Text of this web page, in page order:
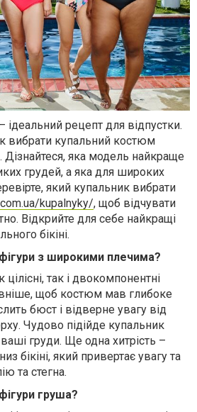
ідеальний рецепт для відпустки.
вибрати купальний костюм
Дізнайтеся, яка модель найкраще
грудей, а яка для широких
який купальник вибрати
kupalnyky/, щоб відчувати
Відкрийте для себе найкращі
бікіні.
з широкими плечима?
так і двокомпонентні
щоб костюм мав глибоке
бюст і відверне увагу від
Чудово підійде купальник
груди. Ще одна хитрість –
бікіні, який привертає увагу та
та стегна.
груша?